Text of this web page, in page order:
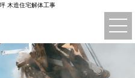
木造住宅解体工事